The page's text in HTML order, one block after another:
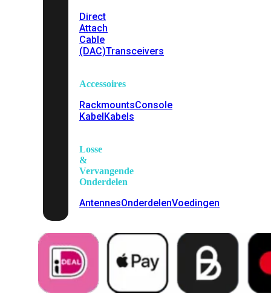
Direct
Attach
Cable
(DAC)Transceivers
Accessoires
RackmountsConsole
KabelKabels
Losse
&
Vervangende
Onderdelen
AntennesOnderdelenVoedingen